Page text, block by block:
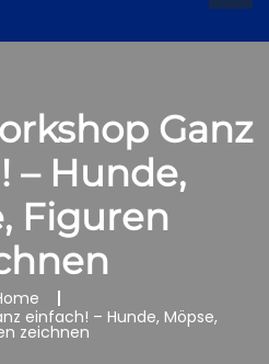
Ganz
– Hunde,
Figuren
einfach! – Hunde, Möpse,
zeichnen